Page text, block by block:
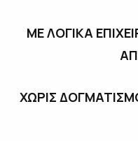
ΜΕ ΛΟΓΙΚΑ
ΧΩΡΙΣ